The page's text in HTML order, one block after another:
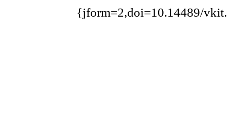
{jform=2,doi=10.14489/